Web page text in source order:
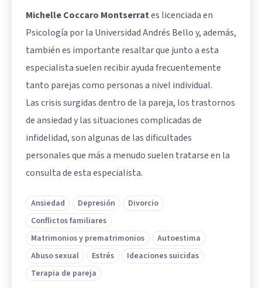
Michelle Coccaro Montserrates licenciada en
Psicología por la Universidad Andrés Bello y, además,
también es importante resaltar que junto a esta
especialista suelen recibir ayuda frecuentemente
tanto parejas como personas a nivel individual.
Las crisis surgidas dentro de la pareja, los trastornos
de ansiedad y las situaciones complicadas de
infidelidad, son algunas de las dificultades
personales que más a menudo suelen tratarse en la
consulta de esta especialista.
Ansiedad Depresión
Divorcio
Conflictos familiares
Matrimonios y prematrimonios
Autoestima
Abuso sexual
Estrés
Ideaciones suicidas
Terapia de pareja